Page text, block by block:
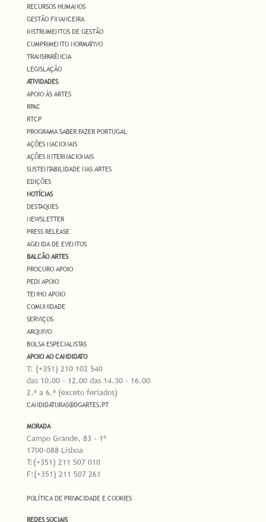
RECURSOS HUMANOS
GESTÃO FINANCEIRA
INSTRUMENTOS DE GESTÃO
CUMPRIMENTO NORMATIVO
TRANSPARÊNCIA
LEGISLAÇÃO
ATIVIDADES
APOIO ÀS ARTES
RPAC
RTCP
PROGRAMA SABER FAZER PORTUGAL
AÇÕES NACIONAIS
AÇÕES INTERNACIONAIS
SUSTENTABILIDADE NAS ARTES
EDIÇÕES
NOTÍCIAS
DESTAQUES
NEWSLETTER
PRESS RELEASE
AGENDA DE EVENTOS
BALCÃO ARTES
PROCURO APOIO
PEDI APOIO
TENHO APOIO
COMUNIDADE
SERVIÇOS
ARQUIVO
BOLSA ESPECIALISTAS
APOIO AO CANDIDATO
T: (+351) 210 102 540
das 10.00 - 12.00 das 14.30 - 16.00
2.ª a 6.ª (exceto feriados)
CANDIDATURAS@DGARTES.PT
MORADA
Campo Grande, 83 - 1º
1700-088 Lisboa
T:(+351) 211 507 010
F:(+351) 211 507 261
POLÍTICA DE PRIVACIDADE E COOKIES
REDES SOCIAIS